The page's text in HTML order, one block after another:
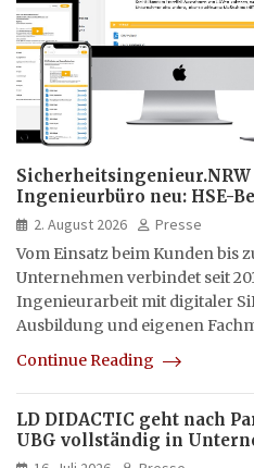
Ingenieurbüro neu: HSE-
hybrid und multimedial
2. August 2026
Presse
Vom Einsatz beim Kunden bis
Unternehmen verbindet seit
Ingenieurarbeit mit digitaler
Ausbildung und eigenen
Continue Reading
LD DIDACTIC geht nach
UBG vollständig in